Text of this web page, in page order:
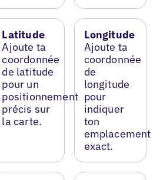
Latitude
Ajoute ta
coordonnée
de latitude
pour un
positionnement
précis sur
la carte.
Longitude
Ajoute ta
coordonnée
de
longitude
pour
indiquer
ton
emplacement
exact.